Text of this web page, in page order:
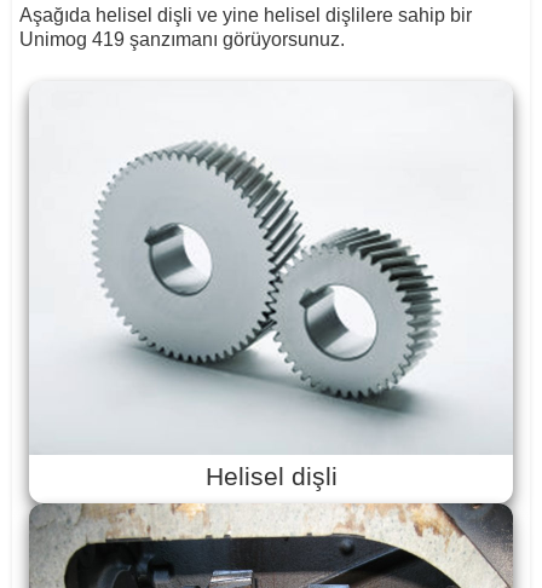
Aşağıda helisel dişli ve yine helisel dişlilere sahip bir
Unimog 419 şanzımanı görüyorsunuz.
Helisel dişli